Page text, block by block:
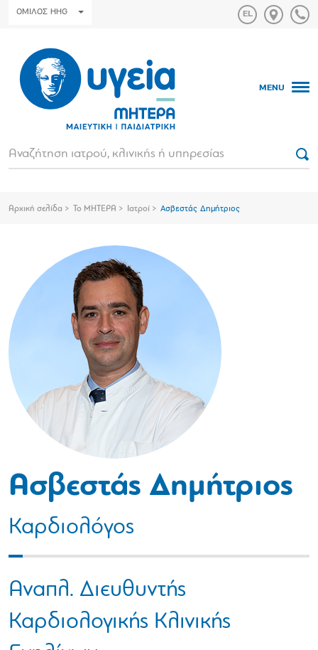
ΟΜΙΛΟΣ HHG
MENU
Αρχική σελίδα Το ΜΗΤΕΡΑ Ιατροί Ασβεστάς Δημήτριος
Ασβεστάς Δημήτριος
Καρδιολόγος
Αναπλ. Διευθυντής
Καρδιολογικής Κλινικής